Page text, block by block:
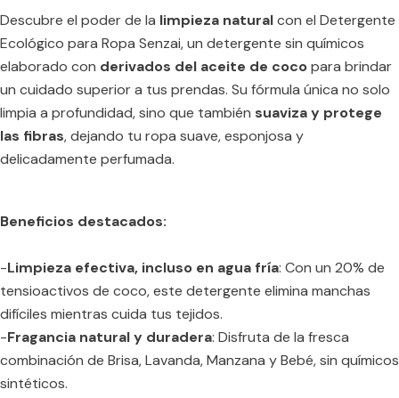
Descubre el poder de la limpieza naturalcon el Detergente
Ecológico para Ropa Senzai, un detergente sin químicos
elaborado con derivados del aceite de cocopara brindar
un cuidado superior a tus prendas. Su fórmula única no solo
limpia a profundidad, sino que también suaviza y protege
las fibras, dejando tu ropa suave, esponjosa y
delicadamente perfumada.
Beneficios destacados:
-Limpieza efectiva, incluso en agua fría: Con un 20% de
tensioactivos de coco, este detergente elimina manchas
difíciles mientras cuida tus tejidos.
-Fragancia natural y duradera: Disfruta de la fresca
combinación de Brisa, Lavanda, Manzana y Bebé, sin químicos
sintéticos.